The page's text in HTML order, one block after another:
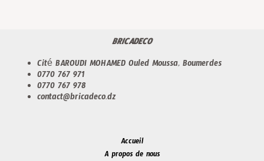
BRICADECO
Cité BAROUDI MOHAMED Ouled Moussa, Boumerdes
0770 767 971
0770 767 978
contact@bricadeco.dz
Accueil
A propos de nous